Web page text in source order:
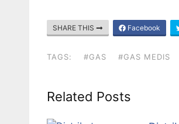
SHARE THIS Facebook
TAGS: #GAS #GAS MEDIS
Related Posts